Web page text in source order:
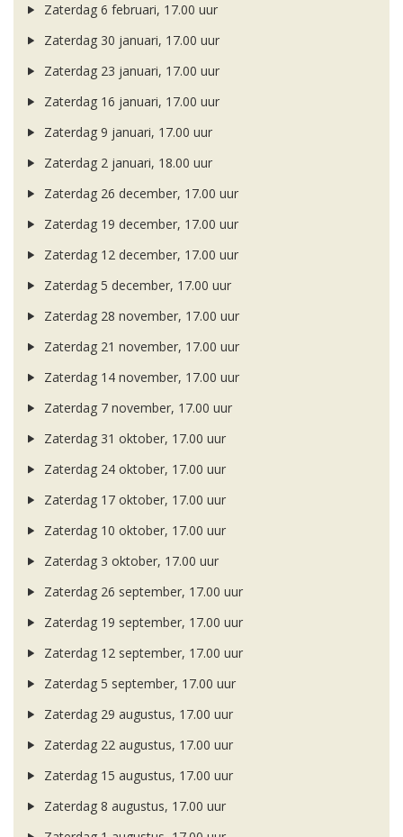
Zaterdag 6 februari, 17.00 uur
Zaterdag 30 januari, 17.00 uur
Zaterdag 23 januari, 17.00 uur
Zaterdag 16 januari, 17.00 uur
Zaterdag 9 januari, 17.00 uur
Zaterdag 2 januari, 18.00 uur
Zaterdag 26 december, 17.00 uur
Zaterdag 19 december, 17.00 uur
Zaterdag 12 december, 17.00 uur
Zaterdag 5 december, 17.00 uur
Zaterdag 28 november, 17.00 uur
Zaterdag 21 november, 17.00 uur
Zaterdag 14 november, 17.00 uur
Zaterdag 7 november, 17.00 uur
Zaterdag 31 oktober, 17.00 uur
Zaterdag 24 oktober, 17.00 uur
Zaterdag 17 oktober, 17.00 uur
Zaterdag 10 oktober, 17.00 uur
Zaterdag 3 oktober, 17.00 uur
Zaterdag 26 september, 17.00 uur
Zaterdag 19 september, 17.00 uur
Zaterdag 12 september, 17.00 uur
Zaterdag 5 september, 17.00 uur
Zaterdag 29 augustus, 17.00 uur
Zaterdag 22 augustus, 17.00 uur
Zaterdag 15 augustus, 17.00 uur
Zaterdag 8 augustus, 17.00 uur